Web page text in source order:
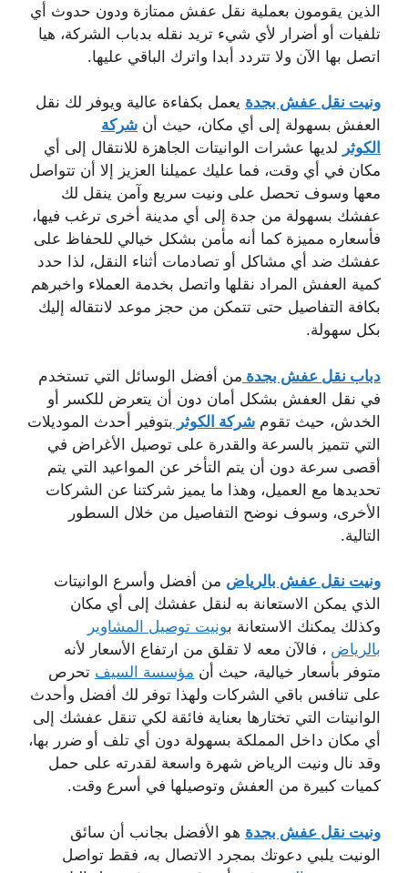
الذين يقومون بعملية نقل عفش ممتازة ودون حدوث أي
تلفيات أو أضرار لأي شيء تريد نقله بدباب الشركة، هيا
اتصل بها الآن ولا تتردد أبدا واترك الباقي عليها.
ونيت نقل عفش بجدة يعمل بكفاءة عالية ويوفر لك نقل
العفش بسهولة إلى أي مكان، حيث أن شركة
الكوثر لديها عشرات الوانيتات الجاهزة للانتقال إلى أي
مكان في أي وقت، فما عليك عميلنا العزيز إلا أن تتواصل
معها وسوف تحصل على ونيت سريع وآمن ينقل لك
عفشك بسهولة من جدة إلى أي مدينة أخرى ترغب فيها،
فأسعاره مميزة كما أنه مأمن بشكل خيالي للحفاظ على
عفشك ضد أي مشاكل أو تصادمات أثناء النقل، لذا حدد
كمية العفش المراد نقلها واتصل بخدمة العملاء واخبرهم
بكافة التفاصيل حتى تتمكن من حجز موعد لانتقاله إليك
بكل سهولة.
دباب نقل عفش بجدة من أفضل الوسائل التي تستخدم
في نقل العفش بشكل أمان دون أن يتعرض للكسر أو
الخدش، حيث تقوم شركة الكوثر بتوفير أحدث الموديلات
التي تتميز بالسرعة والقدرة على توصيل الأغراض في
أقصى سرعة دون أن يتم التأخر عن المواعيد التي يتم
تحديدها مع العميل، وهذا ما يميز شركتنا عن الشركات
الأخرى، وسوف نوضح التفاصيل من خلال السطور
التالية.
ونيت نقل عفش بالرياض من أفضل وأسرع الوانيتات
الذي يمكن الاستعانة به لنقل عفشك إلى أي مكان
وكذلك يمكنك الاستعانة بونيت توصيل المشاوير
بالرياض ، فالآن معه لا تقلق من ارتفاع الأسعار لأنه
متوفر بأسعار خيالية، حيث أن مؤسسة السيف تحرص
على تنافس باقي الشركات ولهذا توفر لك أفضل وأحدث
الوانيتات التي تختارها بعناية فائقة لكي تنقل عفشك إلى
أي مكان داخل المملكة بسهولة دون أي تلف أو ضرر بها،
وقد نال ونيت الرياض شهرة واسعة لقدرته على حمل
كميات كبيرة من العفش وتوصيلها في أسرع وقت.
ونيت نقل عفش بجدة هو الأفضل بجانب أن سائق
الونيت يلبي دعوتك بمجرد الاتصال به، فقط تواصل